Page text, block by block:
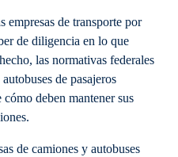
empresas de transporte por
de diligencia en lo que
las normativas federales
de pasajeros
deben mantener sus
de camiones y autobuses